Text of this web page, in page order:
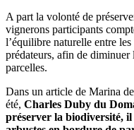
A part la volonté de
vignerons participants
l’équilibre naturelle entre
prédateurs, afin de diminuer
parcelles.
Dans un article de Marina
été, Charles Duby du
préserver la biodiversité,